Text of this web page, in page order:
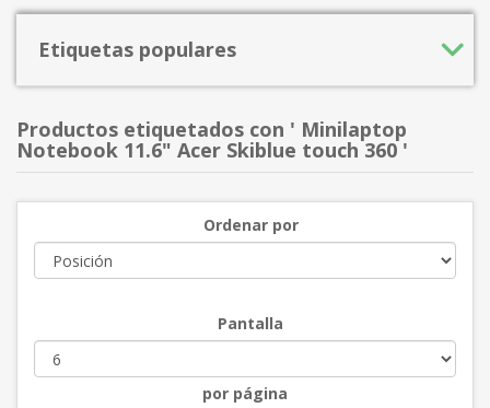
Etiquetas populares
Productos etiquetados con ' Minilaptop
Notebook 11.6" Acer Skiblue touch 360 '
Ordenar por
Pantalla
por página